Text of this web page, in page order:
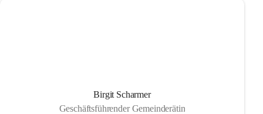
Birgit Scharmer
Geschäftsführender Gemeinderätin